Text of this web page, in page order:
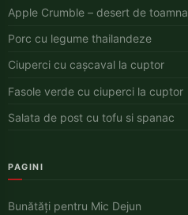
Apple Crumble – desert de toamna
Porc cu legume thailandeze
Ciuperci cu cașcaval la cuptor
Fasole verde cu ciuperci la cuptor
Salata de post cu tofu si spanac
PAGINI
Bunătăți pentru Mic Dejun